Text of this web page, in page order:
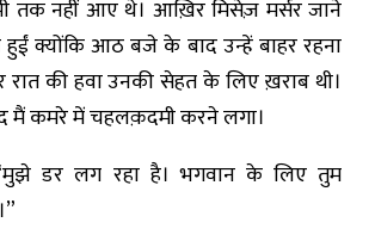
तक नहीं आए थे। आख़िर मिसेज़ मर्सर जाने
क्योंकि आठ बजे के बाद उन्हें बाहर रहना
की हवा उनकी सेहत के लिए ख़राब थी।
मैं कमरे में चहलक़दमी करने लगा।
डर लग रहा है। भगवान के लिए तुम